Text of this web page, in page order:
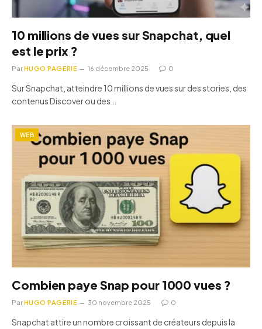
10 millions de vues sur Snapchat, quel
est le prix ?
ParHUGO PAGERIE 16 décembre 2025 0
Sur Snapchat, atteindre 10 millions de vues sur des stories, des
contenus Discover ou des…
WEB
Combien paye Snap pour 1000 vues ?
ParHUGO PAGERIE 30 novembre 2025 0
Snapchat attire un nombre croissant de créateurs depuis la